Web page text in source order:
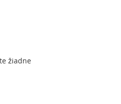
žiadne